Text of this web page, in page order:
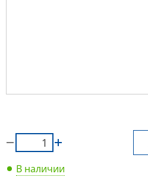
В наличии